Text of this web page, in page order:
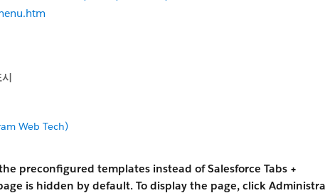
apex/HTViewHelpDoc?id=siteforce_menu_add.htm
Web Tech)
preconfigured templates instead of Salesforce Tabs +
is hidden by default. To display the page, click